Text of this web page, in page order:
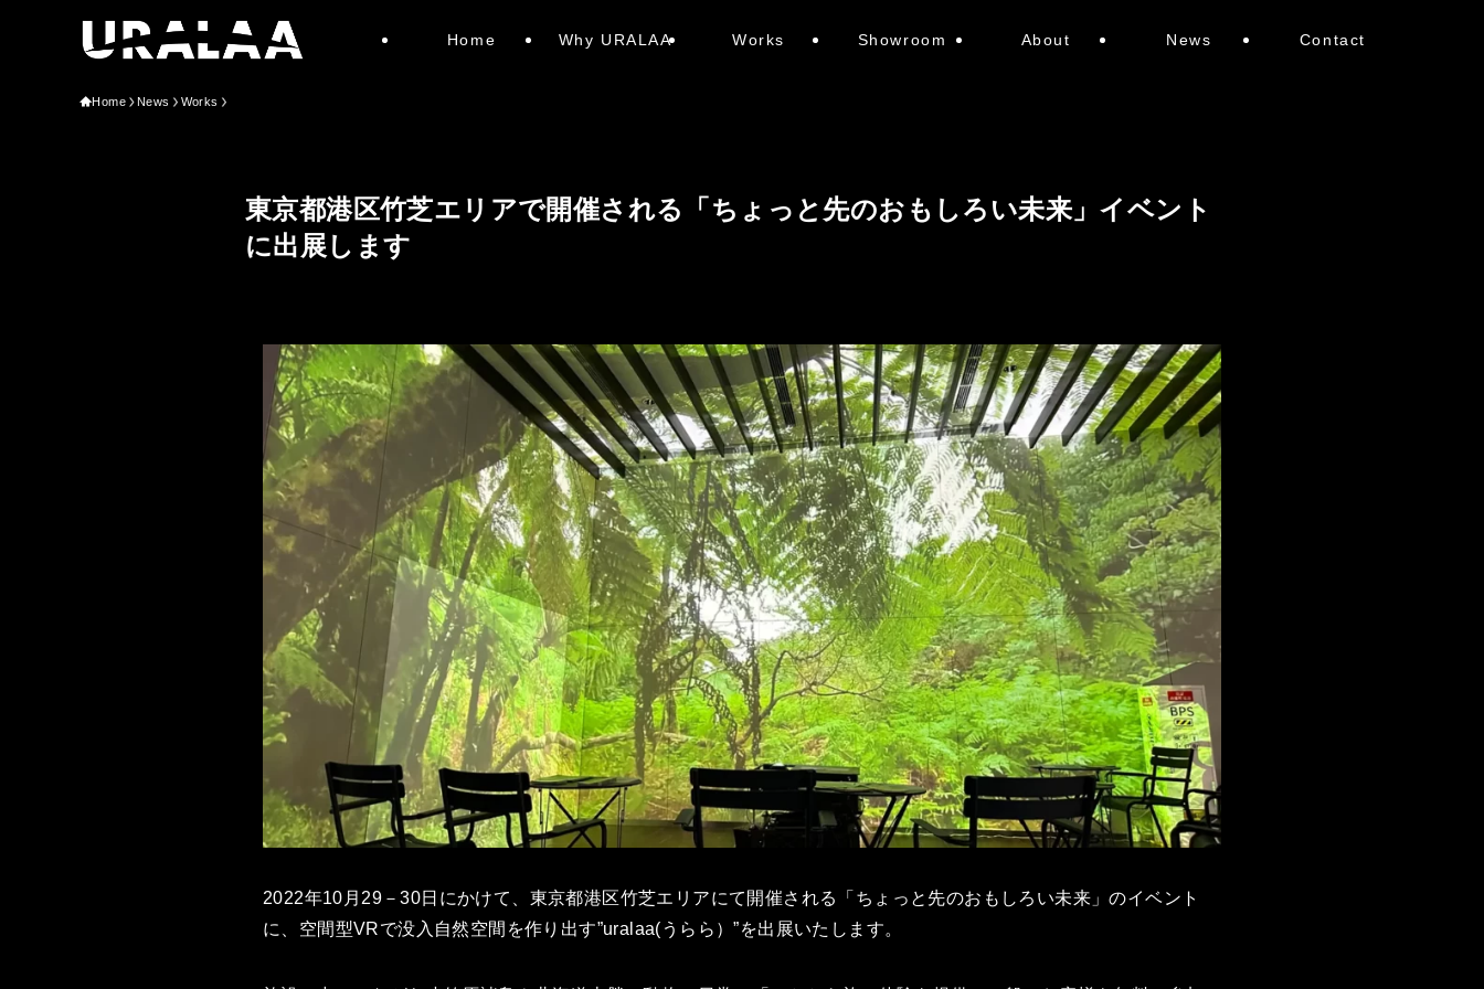
Home Why URALAA Works Showroom About News Contact
Home News Works
東京都港区竹芝エリアで開催される「ちょっと先のおもしろい未来」イベント
に出展します
2022年10月29－30日にかけて、東京都港区竹芝エリアにて開催される「ちょっと先のおもしろい未来」のイベント
に、空間型VRで没入自然空間を作り出す”uralaa(うらら）”を出展いたします。